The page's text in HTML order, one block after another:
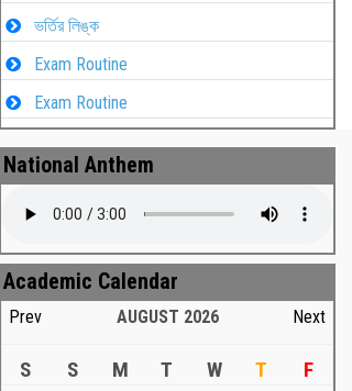
ভর্তির লিঙ্ক
Exam Routine
Exam Routine
National Anthem
Academic Calendar
Prev AUGUST 2026 Next
S S M T W T F